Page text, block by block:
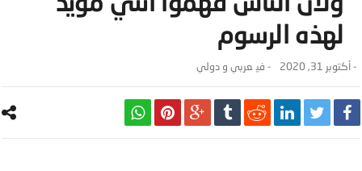
لهذه الرسوم
-أكتوبر 31, 2020 - ‎في عربي و دولي